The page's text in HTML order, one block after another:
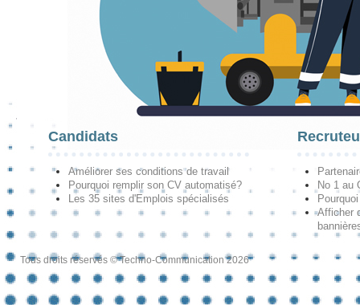
Candidats
Améliorer ses conditions de travail
Pourquoi remplir son CV automatisé?
Les 35 sites d'Emplois spécialisés
No 1 au
Afficher
Tous droits réservés © Techno-Communication 2026